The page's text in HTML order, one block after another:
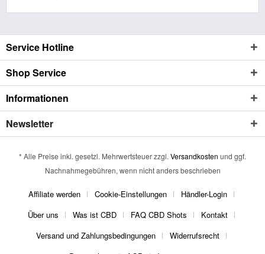
Service Hotline
Shop Service
Informationen
Newsletter
* Alle Preise inkl. gesetzl. Mehrwertsteuer zzgl. Versandkosten und ggf.
Nachnahmegebühren, wenn nicht anders beschrieben
Affiliate werden Cookie-Einstellungen
Händler-Login
Über uns
Was ist CBD FAQ CBD Shots
Kontakt
Versand und Zahlungsbedingungen
Widerrufsrecht